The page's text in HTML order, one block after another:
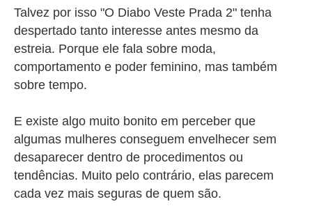
Talvez por isso "O Diabo Veste Prada 2" tenha
despertado tanto interesse antes mesmo da
estreia. Porque ele fala sobre moda,
comportamento e poder feminino, mas também
sobre tempo.
E existe algo muito bonito em perceber que
algumas mulheres conseguem envelhecer sem
desaparecer dentro de procedimentos ou
tendências. Muito pelo contrário, elas parecem
cada vez mais seguras de quem são.